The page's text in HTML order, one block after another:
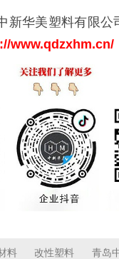
新华美塑料有限公
www.qdzxhm.cn/
料 改性塑料 青岛